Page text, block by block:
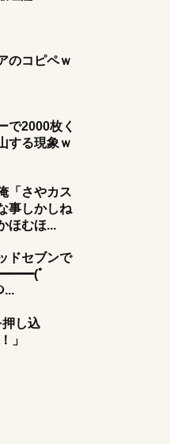
のコピペｗ
で2000枚く
する現象ｗ
「さやカス
事しかしね
ほむほ...
ドセブンで
ﾟ
し込
」